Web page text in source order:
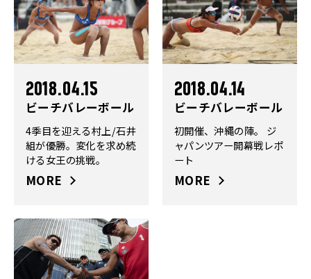
2018.04.15
ビーチバレーボール
4季目を迎える村上/石井
組が優勝。変化を求め続
ける女王の挑戦。
MORE
2018.04.14
ビーチバレーボール
初開催、沖縄の陣。 ジ
ャパンツアー開幕戦レポ
ート
MORE